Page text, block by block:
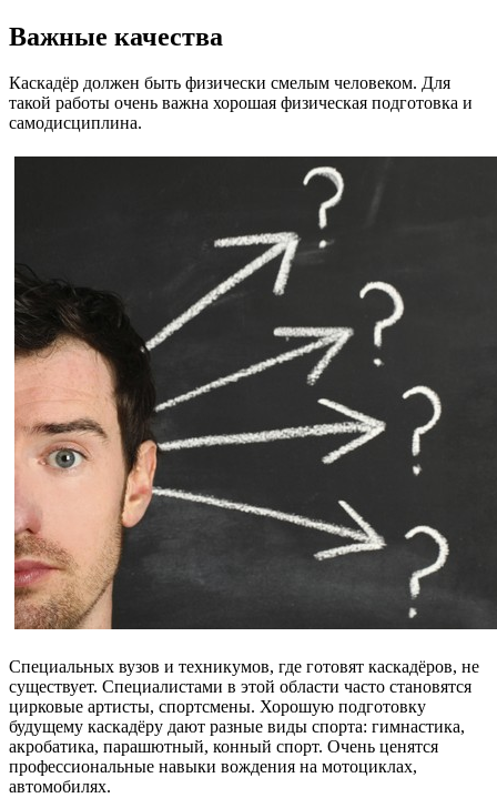
Важные качества
Каскадёр должен быть физически смелым человеком. Для
такой работы очень важна хорошая физическая подготовка и
самодисциплина.
Специальных вузов и техникумов, где готовят каскадёров, не
существует. Специалистами в этой области часто становятся
цирковые артисты, спортсмены. Хорошую подготовку
будущему каскадёру дают разные виды спорта: гимнастика,
акробатика, парашютный, конный спорт. Очень ценятся
профессиональные навыки вождения на мотоциклах,
автомобилях.